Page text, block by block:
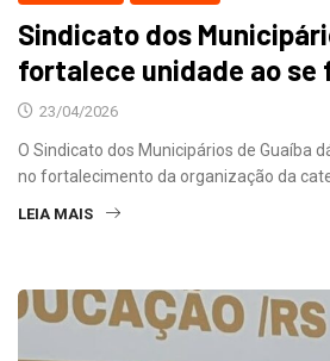
Sindicato dos
fortalece unidade ao se
23/04/2026
O Sindicato dos Municipários de Guaíba
no fortalecimento da organização da
LEIA MAIS